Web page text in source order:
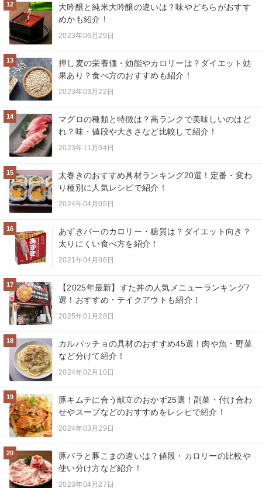
12
大吟醸と純米大吟醸の違いは？味やどちらがおすす
めかも紹介！
2023年06月29日
13
押し麦の栄養価・効能やカロリーは？ダイエット効
果あり？食べ方のおすすめも紹介！
2023年03月22日
14
マグロの種類と特徴は？高ランクで美味しいのはど
れ？味・値段や大きさなど比較して紹介！
2023年11月04日
15
太巻きのおすすめ具材ランキング20選！定番・変わ
り種別に人気レシピで紹介！
2024年04月05日
16
あずきバーのカロリー・糖質は？ダイエット向き？
太りにくい食べ方を紹介！
2021年04月06日
17
【2025年最新】すた丼の人気メニューランキング7
選！おすすめ・テイクアウトも紹介！
2025年01月28日
18
カルパッチョの具材のおすすめ45選！肉や魚・野菜
など分けて紹介！
2024年02月10日
19
豚キムチに合う献立のおかず25選！副菜・付け合わ
せやスープなどのおすすめをレシピで紹介！
2024年03月29日
20
豚バラと豚こまの違いは？値段・カロリーの比較や
使い分け方など紹介！
2023年04月27日